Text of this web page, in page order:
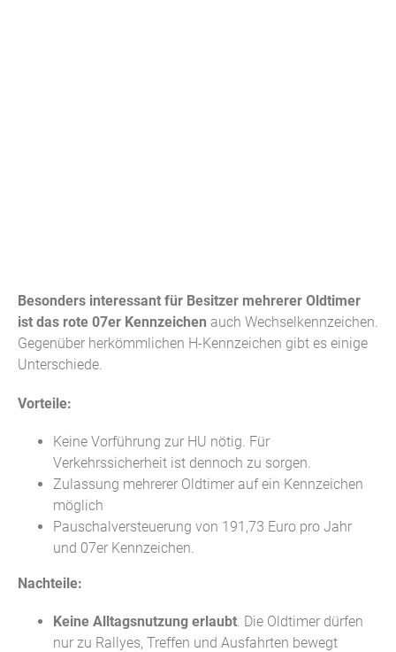
Besonders interessant für Besitzer mehrerer Oldtimer
ist das rote 07er Kennzeichen auch Wechselkennzeichen.
Gegenüber herkömmlichen H-Kennzeichen gibt es einige
Unterschiede.
Vorteile:
Keine Vorführung zur HU nötig. Für
Verkehrssicherheit ist dennoch zu sorgen.
Zulassung mehrerer Oldtimer auf ein Kennzeichen
möglich
Pauschalversteuerung von 191,73 Euro pro Jahr
und 07er Kennzeichen.
Nachteile:
Keine Alltagsnutzung erlaubt. Die Oldtimer dürfen
nur zu Rallyes, Treffen und Ausfahrten bewegt